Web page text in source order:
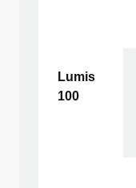
Lumis
100